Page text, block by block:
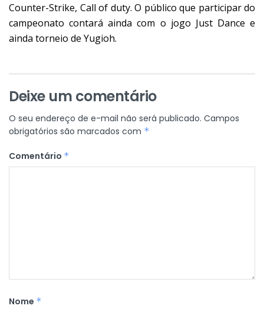
Counter-Strike, Call of duty. O público que participar do
campeonato contará ainda com o jogo Just Dance e
ainda torneio de Yugioh.
Deixe um comentário
O seu endereço de e-mail não será publicado. Campos
obrigatórios são marcados com *
Comentário *
Nome *